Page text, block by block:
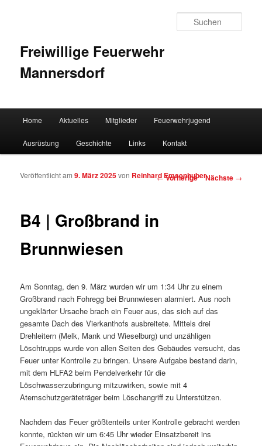
Freiwillige Feuerwehr
Mannersdorf
Zum Inhalt wechseln
Zum sekundären Inhalt wechseln
Home Aktuelles Mitglieder Feuerwehrjugend
Ausrüstung Geschichte Links Kontakt
Artikelnavigation
←Vorherige Nächste →
B4 | Großbrand in
Brunnwiesen
Veröffentlicht am9. März 2025von Reinhard Emsenhuber
Am Sonntag, den 9. März wurden wir um 1:34 Uhr zu einem
Großbrand nach Fohregg bei Brunnwiesen alarmiert. Aus noch
ungeklärter Ursache brach ein Feuer aus, das sich auf das
gesamte Dach des Vierkanthofs ausbreitete. Mittels drei
Drehleitern (Melk, Mank und Wieselburg) und unzähligen
Löschtrupps wurde von allen Seiten des Gebäudes versucht, das
Feuer unter Kontrolle zu bringen. Unsere Aufgabe bestand darin,
mit dem HLFA2 beim Pendelverkehr für die
Löschwasserzubringung mitzuwirken, sowie mit 4
Atemschutzgeräteträger beim Löschangriff zu Unterstützen.
Nachdem das Feuer größtenteils unter Kontrolle gebracht werden
konnte, rückten wir um 6:45 Uhr wieder Einsatzbereit ins